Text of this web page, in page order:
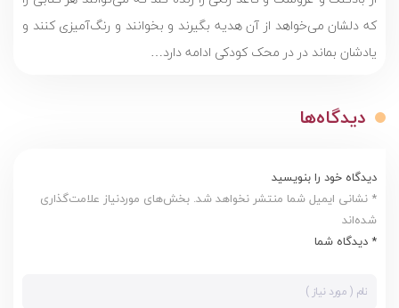
که دلشان می‌خواهد از آن هدیه بگیرند و بخوانند و رنگ‌آمیزی کنند و
یادشان بماند در در محک کودکی ادامه دارد…
دیدگاه‌ها
دیدگاه خود را بنویسید
* نشانی ایمیل شما منتشر نخواهد شد. بخش‌های موردنیاز علامت‌گذاری
شده‌اند
* دیدگاه شما